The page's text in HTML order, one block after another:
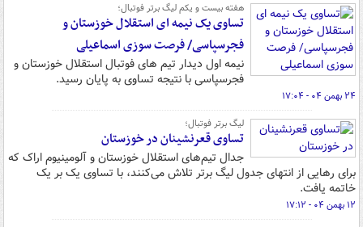
هفته بیست و یکم لیگ برتر فوتبال؛
تساوی یک نیمه ای استقلال خوزستان و
فجرسپاسی/ فرصت سوزی اسماعیلی
نیمه اول دیدار تیم های فوتبال استقلال خوزستان و
فجرسپاسی با نتیجه تساوی به پایان رسید.
۲۴ بهمن ۰۴ - ۱۷:۰۴
لیگ برتر فوتبال؛
تساوی قعرنشینان در خوزستان
جدال تیم‌های استقلال خوزستان و آلومینیوم اراک که
برای رهایی از انتهای جدول لیگ برتر تلاش می‌کنند، با تساوی یک بر یک
خاتمه یافت.
۱۲ بهمن ۰۴ - ۱۷:۱۲